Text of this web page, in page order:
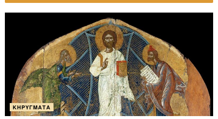
ΚΗΡΎΓΜΑΤΑ